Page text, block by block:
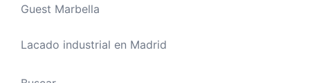
Guest Marbella
Lacado industrial en Madrid